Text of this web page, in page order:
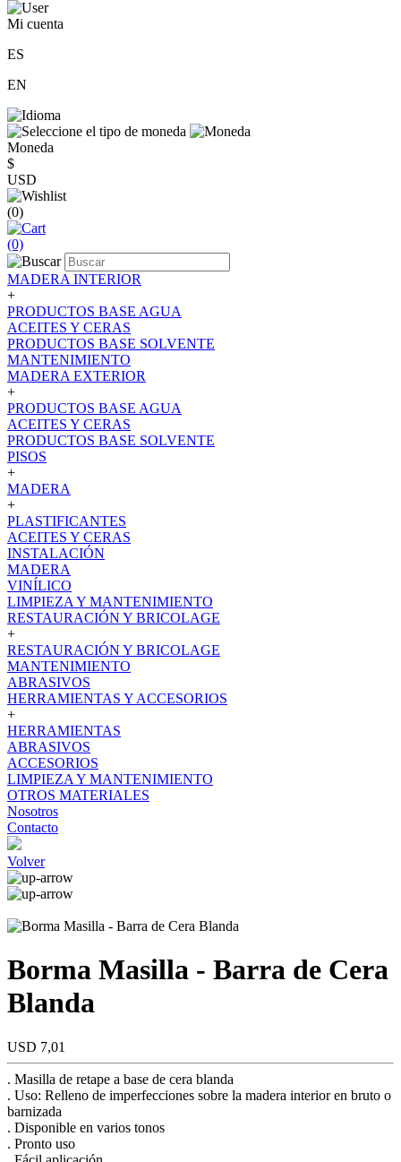
Mi cuenta
ES
EN
Moneda
$
USD
(0)
(0)
MADERA INTERIOR
+
PRODUCTOS BASE AGUA
ACEITES Y CERAS
PRODUCTOS BASE SOLVENTE
MANTENIMIENTO
MADERA EXTERIOR
+
PRODUCTOS BASE AGUA
ACEITES Y CERAS
PRODUCTOS BASE SOLVENTE
PISOS
+
MADERA
+
PLASTIFICANTES
ACEITES Y CERAS
INSTALACIÓN
MADERA
VINÍLICO
LIMPIEZA Y MANTENIMIENTO
RESTAURACIÓN Y BRICOLAGE
+
RESTAURACIÓN Y BRICOLAGE
MANTENIMIENTO
ABRASIVOS
HERRAMIENTAS Y ACCESORIOS
+
HERRAMIENTAS
ABRASIVOS
ACCESORIOS
LIMPIEZA Y MANTENIMIENTO
OTROS MATERIALES
Nosotros
Contacto
Volver
Borma Masilla - Barra de Cera
Blanda
USD 7,01
. Masilla de retape a base de cera blanda
. Uso: Relleno de imperfecciones sobre la madera interior en bruto o
barnizada
. Disponible en varios tonos
. Pronto uso